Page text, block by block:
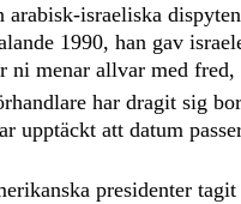
israeliska
1990, han gav
menar allvar med fred,
har dragit sig
upptäckt att datum
presidenter